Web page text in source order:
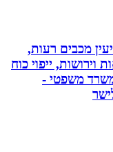
מכבים רעות,
ייפוי כוח
משפטי -